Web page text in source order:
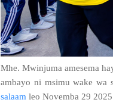
Mhe. Mwinjuma amesema
ambayo ni msimu wake wa
salaam leo Novemba 29